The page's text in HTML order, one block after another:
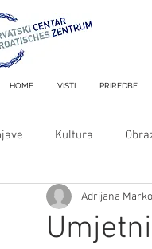
HOME VISTI PRIREDBE
Kultura
Metron i MiniMetronAdrijana